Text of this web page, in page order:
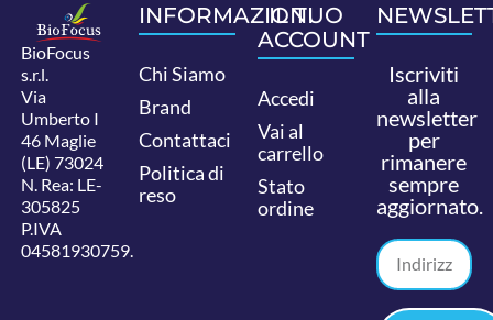
BioFocus
s.r.l.
Via
Umberto I
46 Maglie
(LE) 73024
N. Rea: LE-
305825
P.IVA
04581930759.
INFORMAZIONI
Chi Siamo
Brand
Contattaci
Politica di
reso
IL TUO
ACCOUNT
Accedi
Vai al
carrello
Stato
ordine
Iscriviti
alla
newsletter
per
rimanere
sempre
aggiornato.